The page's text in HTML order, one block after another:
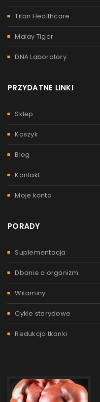
Titan Healthcare
Malay Tiger
DNA Laboratory
PRZYDATNE LINKI
Sklep
Koszyk
Blog
Kontakt
Moje konto
PORADY
Suplementacja
Dbanie o organizm
Witaminy
Cykle sterydowe
Redukcja tkanki